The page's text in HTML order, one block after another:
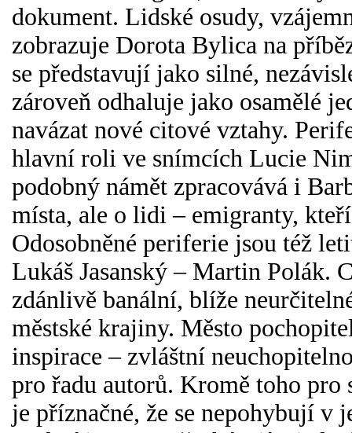
dokument. Lidské osudy,
zobrazuje Dorota Bylica na
se představují jako silné,
zároveň odhaluje jako osamělé
navázat nové citové vztahy.
hlavní roli ve snímcích Lucie
podobný námět zpracovává i
místa, ale o lidi – emigranty,
Odosobněné periferie jsou též
Lukáš Jasanský – Martin Polák.
zdánlivě banální, blíže
městské krajiny. Město
inspirace – zvláštní
pro řadu autorů. Kromě toho pro
je příznačné, že se nepohybují v